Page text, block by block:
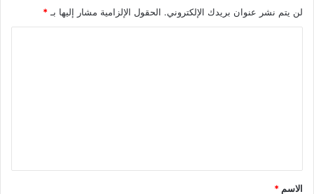
لن يتم نشر عنوان بريدك الإلكتروني. الحقول الإلزامية مشار إليها بـ *
*
الاسم *